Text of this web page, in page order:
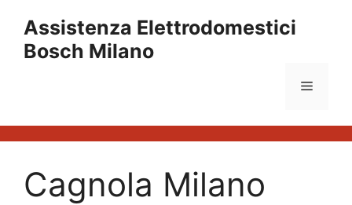
contenuto
Assistenza Elettrodomestici
Bosch Milano
Menu
Cagnola Milano